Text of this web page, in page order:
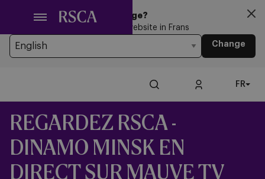
contenu
principal
Looking for another Language?
You’re currently browsing the website in Frans
Change
FR
REGARDEZ RSCA -
DINAMO MINSK EN
DIRECT SUR MAUVE TV